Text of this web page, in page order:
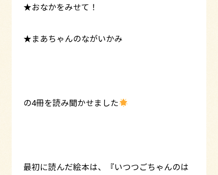
★おなかをみせて！
★まあちゃんのながいかみ
の4冊を読み聞かせました
最初に読んだ絵本は、『いつつごちゃんのは